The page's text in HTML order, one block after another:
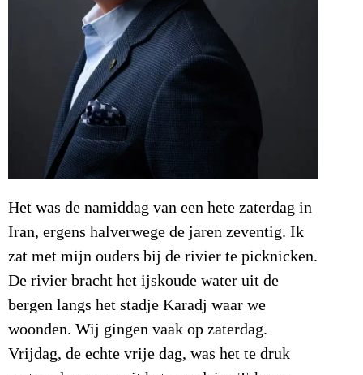
Het was de namiddag van een hete zaterdag in
Iran, ergens halverwege de jaren zeventig. Ik
zat met mijn ouders bij de rivier te picknicken.
De rivier bracht het ijskoude water uit de
bergen langs het stadje Karadj waar we
woonden. Wij gingen vaak op zaterdag.
Vrijdag, de echte vrije dag, was het te druk